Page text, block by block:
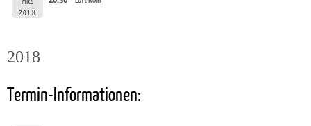
2018
2018
Termin-Informationen: